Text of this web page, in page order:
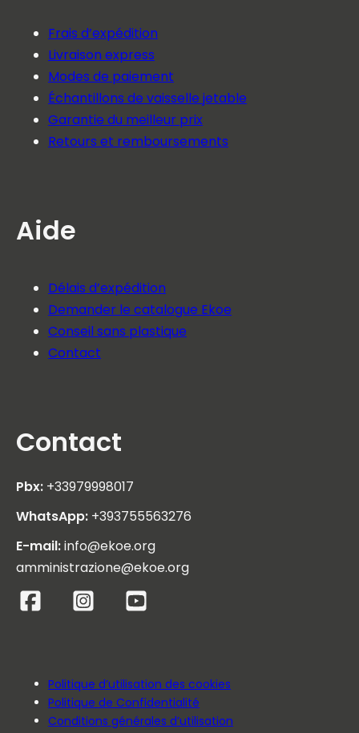
Frais d’expédition
Livraison express
Modes de paiement
Échantillons de vaisselle jetable
Garantie du meilleur prix
Retours et remboursements
Aide
Délais d’expédition
Demander le catalogue Ekoe
Conseil sans plastique
Contact
Contact
Pbx: +33979998017
WhatsApp: +393755563276
E-mail:info@ekoe.org
amministrazione@ekoe.org
Politique d’utilisation des cookies
Politique de Confidentialité
Conditions générales d’utilisation